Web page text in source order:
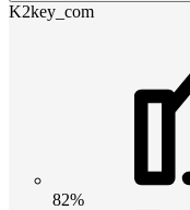
K2key_com
82%